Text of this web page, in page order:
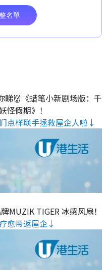
睇👹《蜡笔小新剧场版：千
怪假期》！
点样联手拯救屋企人啦↓
MUZIK TIGER 冰感风扇！
愈带返屋企↓